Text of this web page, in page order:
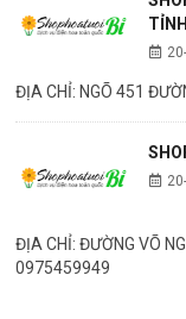
ĐỊA CHỈ: NGÕ 451
ĐỊA CHỈ: ĐƯỜNG VÕ
0975459949